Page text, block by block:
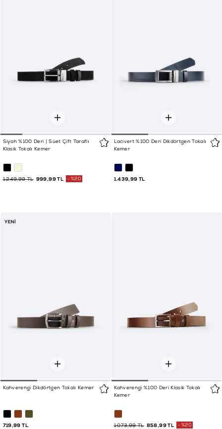
Siyah %100 Deri | Süet Çift Taraflı
Klasik Tokalı Kemer
999,99 TL
1.249,99 TL %20
Lacivert %100 Deri Dikdörtgen Tokalı
Kemer
1.439,99 TL
Kahverengi Dikdörtgen Tokalı Kemer
719,99 TL
Kahverengi %100 Deri Klasik Tokalı
Kemer
858,99 TL
1.073,99 TL %20